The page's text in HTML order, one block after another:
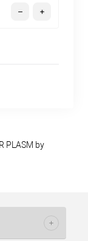
PLASM by
и блеска